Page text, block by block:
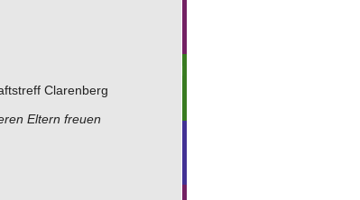
Clarenberg
Eltern freuen